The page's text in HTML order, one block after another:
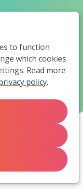
to function
which cookies
Read more
policy.
conflict